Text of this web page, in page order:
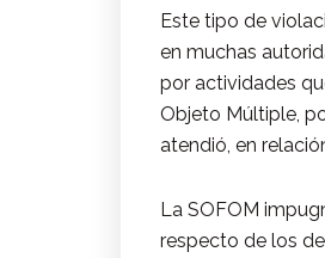
Este tipo de
en muchas
por actividades
Objeto Múltiple,
atendió, en
La SOFOM
respecto de los